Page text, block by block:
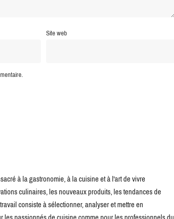
Site web
à la gastronomie, à la cuisine et à l'art de vivre
culinaires, les nouveaux produits, les tendances de
consiste à sélectionner, analyser et mettre en